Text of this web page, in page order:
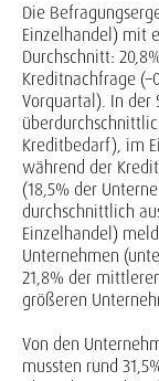
Die
Einzelhandel) mit
Durchschnitt:
Kreditnachfrage
Vorquartal). In der
Kreditbedarf), im
während der
(18,5% der
durchschnittlich
Einzelhandel)
Unternehmen
21,8% der
größeren
Von den
mussten rund